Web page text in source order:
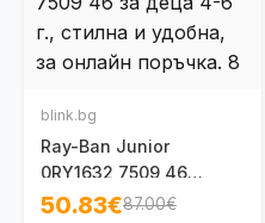
blink.bg
Ray-Ban Junior
0RY1632 7509 46
детска унисекс рамка
50.83€87.00€